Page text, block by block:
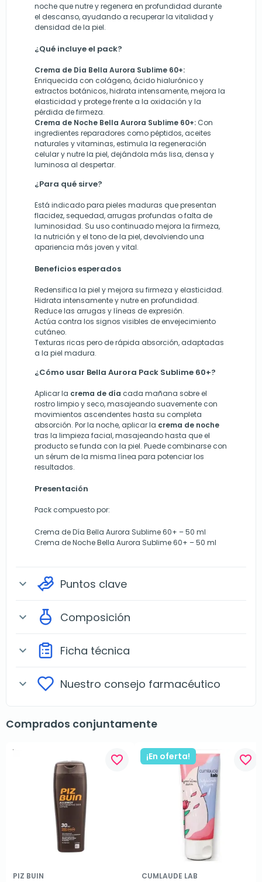
noche que nutre y regenera en profundidad durante
el descanso, ayudando a recuperar la vitalidad y
densidad de la piel.
¿Qué incluye el pack?
Crema de Día Bella Aurora Sublime 60+:
Enriquecida con colágeno, ácido hialurónico y
extractos botánicos, hidrata intensamente, mejora la
elasticidad y protege frente a la oxidación y la
pérdida de firmeza.
Crema de Noche Bella Aurora Sublime 60+: Con
ingredientes reparadores como péptidos, aceites
naturales y vitaminas, estimula la regeneración
celular y nutre la piel, dejándola más lisa, densa y
luminosa al despertar.
¿Para qué sirve?
Está indicado para pieles maduras que presentan
flacidez, sequedad, arrugas profundas o falta de
luminosidad. Su uso continuado mejora la firmeza,
la nutrición y el tono de la piel, devolviendo una
apariencia más joven y vital.
Beneficios esperados
Redensifica la piel y mejora su firmeza y elasticidad.
Hidrata intensamente y nutre en profundidad.
Reduce las arrugas y líneas de expresión.
Actúa contra los signos visibles de envejecimiento
cutáneo.
Texturas ricas pero de rápida absorción, adaptadas
a la piel madura.
¿Cómo usar Bella Aurora Pack Sublime 60+?
Aplicar la crema de día cada mañana sobre el
rostro limpio y seco, masajeando suavemente con
movimientos ascendentes hasta su completa
absorción. Por la noche, aplicar la crema de noche
tras la limpieza facial, masajeando hasta que el
producto se funda con la piel. Puede combinarse con
un sérum de la misma línea para potenciar los
resultados.
Presentación
Pack compuesto por:
Crema de Día Bella Aurora Sublime 60+ – 50 ml
Crema de Noche Bella Aurora Sublime 60+ – 50 ml
expand_more Puntos clave
expand_more Composición
expand_more Ficha técnica
expand_more Nuestro consejo farmacéutico
Comprados conjuntamente
favorite_border
PIZ BUIN
¡En oferta! favorite_border
CUMLAUDE LAB